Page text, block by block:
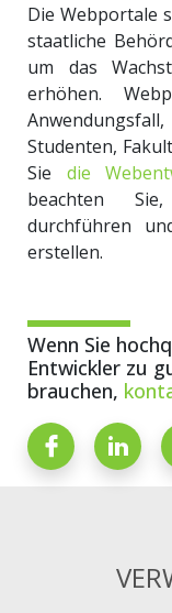
Die Webportale
staatliche
um das
erhöhen.
Studenten,
Sie die
beachten
durchführen
erstellen.
Wenn Sie
Entwickler zu
brauchen,